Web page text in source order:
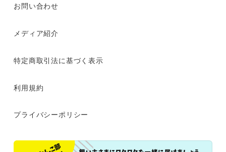
お問い合わせ
メディア紹介
特定商取引法に基づく表示
利用規約
プライバシーポリシー